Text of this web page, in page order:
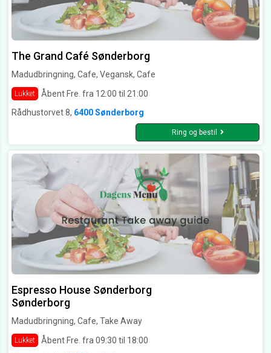
The Grand Café Sønderborg
Madudbringning, Cafe, Vegansk, Cafe
Lukket
Åbent Fre. fra 12:00 til 21:00
Rådhustorvet 8, 6400 Sønderborg
Ring og bestil
Espresso House Sønderborg
Sønderborg
Madudbringning, Cafe, Take Away
Lukket
Åbent Fre. fra 09:30 til 18:00